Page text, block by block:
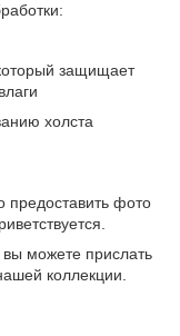
защищает
холста
предоставить фото
можете прислать
коллекции.